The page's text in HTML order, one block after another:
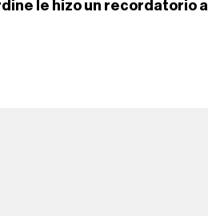
le hizo un recordatorio a